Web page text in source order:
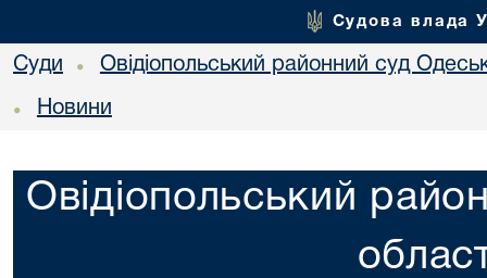
Судова влада
Суди • Овідіопольський районний суд
• Новини
Овідіопольський